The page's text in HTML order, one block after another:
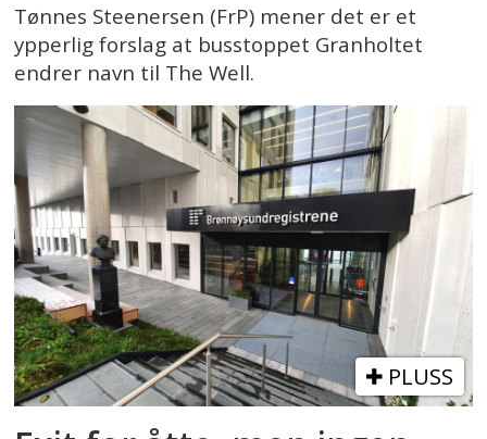
Tønnes Steenersen (FrP) mener det er et
ypperlig forslag at busstoppet Granholtet
endrer navn til The Well.
PLUSS